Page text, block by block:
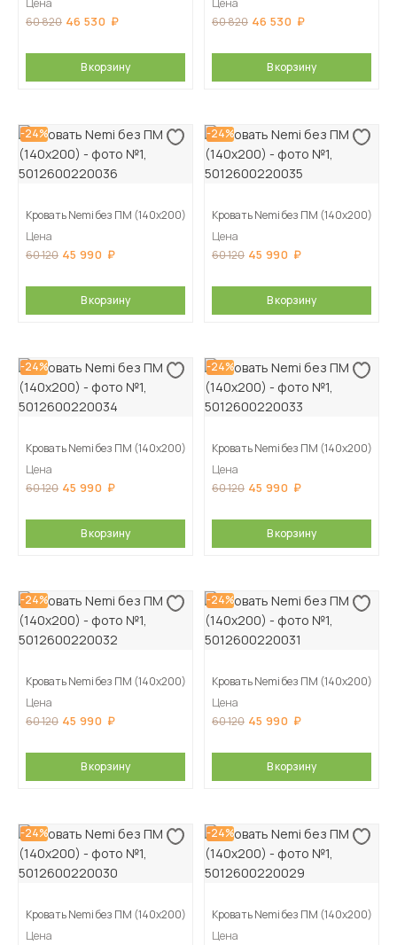
Цена
60 820 46 530
В корзину
Цена
60 820 46 530
В корзину
-24%
Кровать Nemi без ПМ (140х200)
Цена
60 120 45 990
В корзину
-24%
Кровать Nemi без ПМ (140х200)
Цена
60 120 45 990
В корзину
-24%
Кровать Nemi без ПМ (140х200)
Цена
60 120 45 990
В корзину
-24%
Кровать Nemi без ПМ (140х200)
Цена
60 120 45 990
В корзину
-24%
Кровать Nemi без ПМ (140х200)
Цена
60 120 45 990
В корзину
-24%
Кровать Nemi без ПМ (140х200)
Цена
60 120 45 990
В корзину
-24%
Кровать Nemi без ПМ (140х200)
Цена
-24%
Кровать Nemi без ПМ (140х200)
Цена